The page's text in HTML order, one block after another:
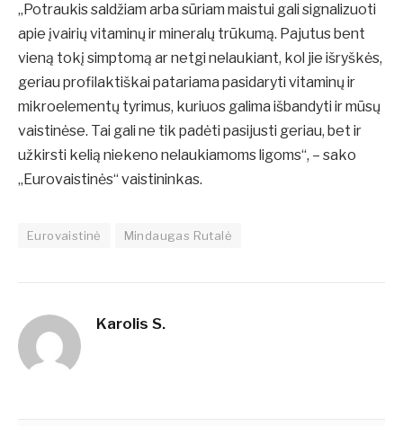
„Potraukis saldžiam arba sūriam maistui gali signalizuoti
apie įvairių vitaminų ir mineralų trūkumą. Pajutus bent
vieną tokį simptomą ar netgi nelaukiant, kol jie išryškės,
geriau profilaktiškai patariama pasidaryti vitaminų ir
mikroelementų tyrimus, kuriuos galima išbandyti ir mūsų
vaistinėse. Tai gali ne tik padėti pasijusti geriau, bet ir
užkirsti kelią niekeno nelaukiamoms ligoms“, – sako
„Eurovaistinės“ vaistininkas.
Eurovaistinė Mindaugas Rutalė
Karolis S.